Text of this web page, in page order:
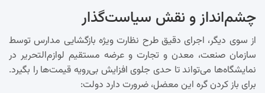
چشم‌انداز و نقش سیاست‌گذار
از سوی دیگر، اجرای دقیق طرح نظارت ویژه بازگشایی مدارس توسط
سازمان صنعت، معدن و تجارت و عرضه مستقیم لوازم‌التحریر در
نمایشگاه‌ها می‌تواند تا حدی جلوی افزایش بی‌رویه قیمت‌ها را بگیرد.
برای باز کردن گره این معضل، ضرورت دارد دولت: